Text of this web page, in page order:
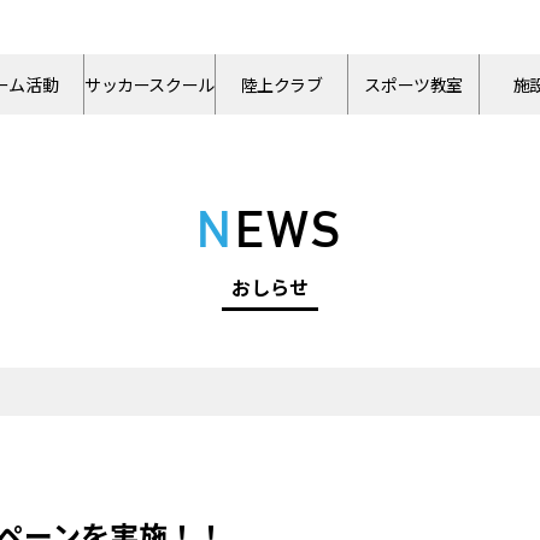
ム活動 サッカースクール 陸上クラブ スポーツ教室 施
NEWS
おしらせ